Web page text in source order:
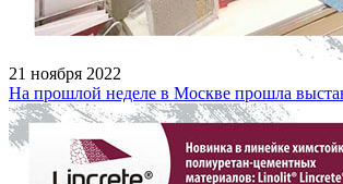
21 ноября 2022
На прошлой неделе в Москве прошла